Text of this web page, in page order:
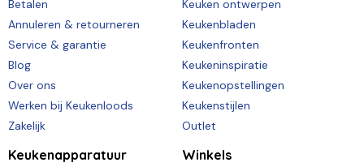
Betalen
Annuleren & retourneren
Service & garantie
Blog
Over ons
Werken bij Keukenloods
Zakelijk
Keuken ontwerpen
Keukenbladen
Keukenfronten
Keukeninspiratie
Keukenopstellingen
Keukenstijlen
Outlet
Keukenapparatuur Winkels